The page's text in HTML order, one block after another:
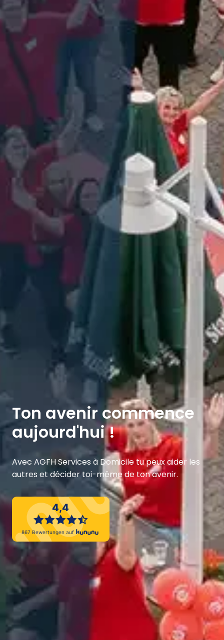
Ton avenir commence
aujourd'hui !
Avec AGFH Services à Domicile tu peux aider les
autres et décider toi-même de ton avenir.